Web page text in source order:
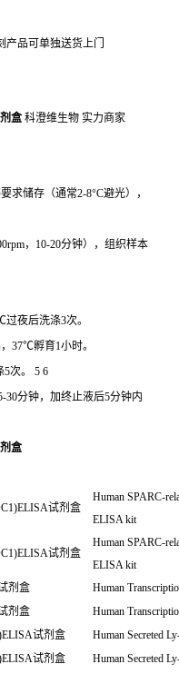
品可单独送货上门
盒 科澄维生物 实力商家
求储存（通常2-8°C避光），
，10-20分钟），组织样本
夜后洗涤3次。
37℃孵育1小时。
次。 5 6
30分钟，加终止液后5分钟内
盒
试剂盒
Human SPARC-
ELISA kit
试剂盒
Human SPARC-
ELISA kit
剂盒
Human
剂盒
Human
试剂盒
Human Secreted
试剂盒
Human Secreted